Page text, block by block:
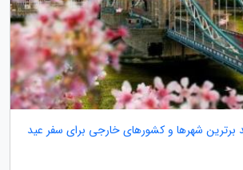
شهرها و کشورهای خارجی برای سفر عید